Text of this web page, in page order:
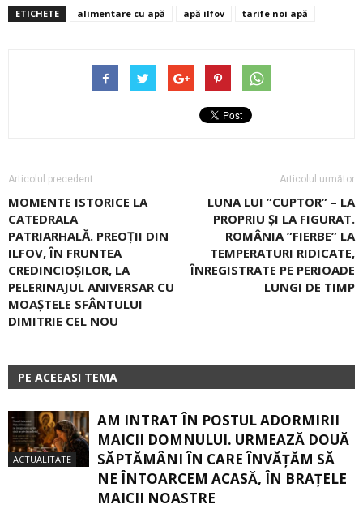
ETICHETE alimentare cu apă apă ilfov tarife noi apă
Articolul precedent
MOMENTE ISTORICE LA
CATEDRALA
PATRIARHALĂ. PREOŢII DIN
ILFOV, ÎN FRUNTEA
CREDINCIOŞILOR, LA
PELERINAJUL ANIVERSAR CU
MOAŞTELE SFÂNTULUI
DIMITRIE CEL NOU
Articolul următor
LUNA LUI ”CUPTOR” – LA
PROPRIU ȘI LA FIGURAT.
ROMÂNIA ”FIERBE” LA
TEMPERATURI RIDICATE,
ÎNREGISTRATE PE PERIOADE
LUNGI DE TIMP
PE ACEEASI TEMA
ACTUALITATE
AM INTRAT ÎN POSTUL ADORMIRII
MAICII DOMNULUI. URMEAZĂ DOUĂ
SĂPTĂMÂNI ÎN CARE ÎNVĂŢĂM SĂ
NE ÎNTOARCEM ACASĂ, ÎN BRAŢELE
MAICII NOASTRE